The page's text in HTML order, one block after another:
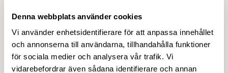
Denna webbplats använder cookies
Vi använder enhetsidentifierare för att anpassa innehållet
och annonserna till användarna, tillhandahålla funktioner
för sociala medier och analysera vår trafik. Vi
vidarebefordrar även sådana identifierare och annan
Livsmedelsföretagen tvingas gå ut
7 APRIL 2026